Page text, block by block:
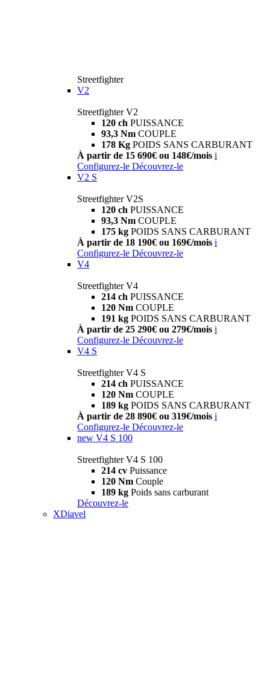
Streetfighter
V2
Streetfighter V2
120 ch PUISSANCE
93,3 Nm COUPLE
178 Kg POIDS SANS CARBURANT
À partir de 15 690€ ou 148€/mois i
Configurez-le Découvrez-le
V2 S
Streetfighter V2S
120 ch PUISSANCE
93,3 Nm COUPLE
175 kg POIDS SANS CARBURANT
À partir de 18 190€ ou 169€/mois i
Configurez-le Découvrez-le
V4
Streetfighter V4
214 ch PUISSANCE
120 Nm COUPLE
191 kg POIDS SANS CARBURANT
À partir de 25 290€ ou 279€/mois i
Configurez-le Découvrez-le
V4 S
Streetfighter V4 S
214 ch PUISSANCE
120 Nm COUPLE
189 kg POIDS SANS CARBURANT
À partir de 28 890€ ou 319€/mois i
Configurez-le Découvrez-le
new V4 S 100
Streetfighter V4 S 100
214 cv Puissance
120 Nm Couple
189 kg Poids sans carburant
Découvrez-le
XDiavel